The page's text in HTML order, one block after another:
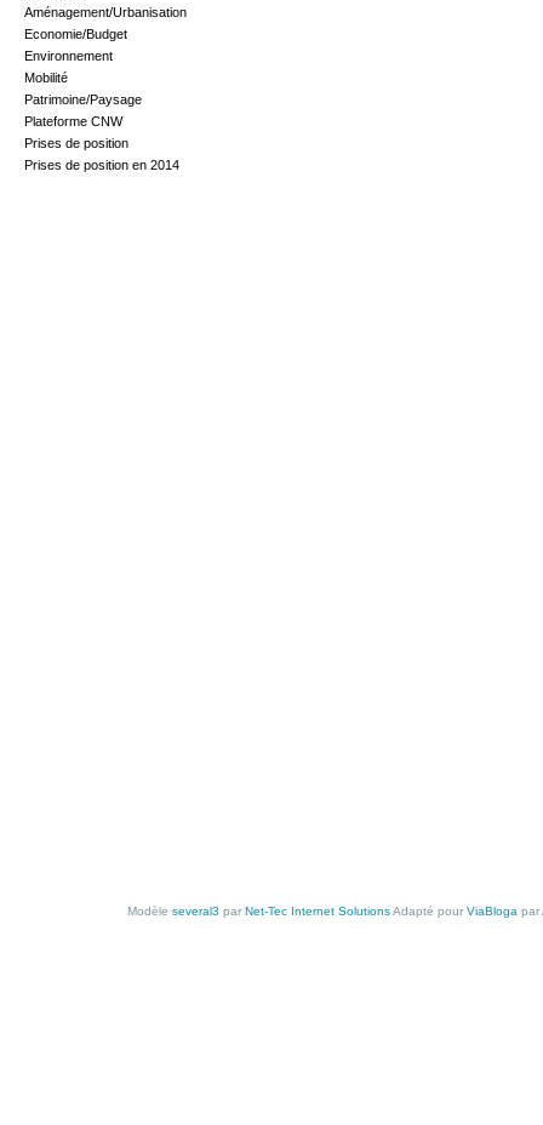
Aménagement/Urbanisation
Economie/Budget
Environnement
Mobilité
Patrimoine/Paysage
Plateforme CNW
Prises de position
Prises de position en 2014
Modèle several3 par Net-Tec Internet SolutionsAdapté pour ViaBloga par